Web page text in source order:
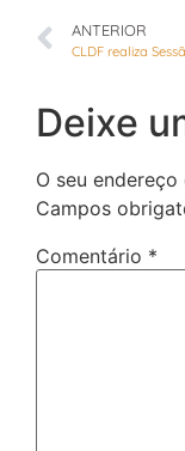
ANTERIOR
Deixe
O seu
Campos
Comentário *